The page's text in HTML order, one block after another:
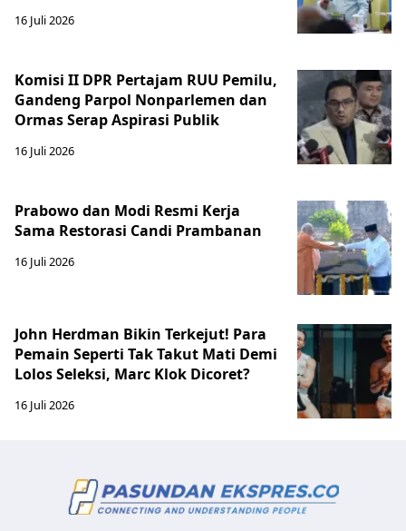
16 Juli 2026
Komisi II DPR Pertajam RUU Pemilu,
Gandeng Parpol Nonparlemen dan
Ormas Serap Aspirasi Publik
16 Juli 2026
Prabowo dan Modi Resmi Kerja
Sama Restorasi Candi Prambanan
16 Juli 2026
John Herdman Bikin Terkejut! Para
Pemain Seperti Tak Takut Mati Demi
Lolos Seleksi, Marc Klok Dicoret?
16 Juli 2026